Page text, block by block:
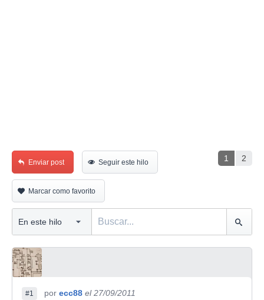
1 2
Enviar post Seguir este hilo
Marcar como favorito
#1 por ecc88 el 27/09/2011